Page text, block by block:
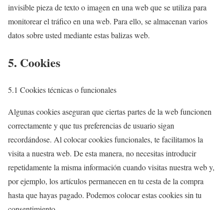
invisible pieza de texto o imagen en una web que se utiliza para
monitorear el tráfico en una web. Para ello, se almacenan varios
datos sobre usted mediante estas balizas web.
5. Cookies
5.1 Cookies técnicas o funcionales
Algunas cookies aseguran que ciertas partes de la web funcionen
correctamente y que tus preferencias de usuario sigan
recordándose. Al colocar cookies funcionales, te facilitamos la
visita a nuestra web. De esta manera, no necesitas introducir
repetidamente la misma información cuando visitas nuestra web y,
por ejemplo, los artículos permanecen en tu cesta de la compra
hasta que hayas pagado. Podemos colocar estas cookies sin tu